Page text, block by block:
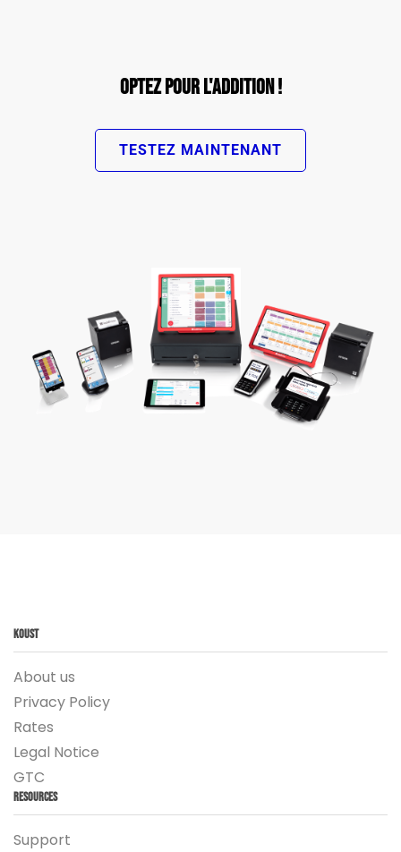
Optez pour L'Addition !
TESTEZ MAINTENANT
Koust
About us
Privacy Policy
Rates
Legal Notice
GTC
Resources
Support